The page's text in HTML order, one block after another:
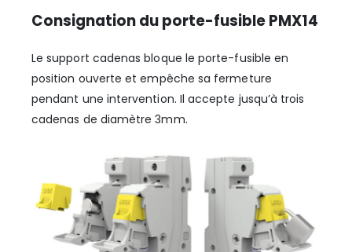
Consignation du porte-fusible PMX14
Le support cadenas bloque le porte-fusible en
position ouverte et empêche sa fermeture
pendant une intervention. Il accepte jusqu’à trois
cadenas de diamètre 3mm.